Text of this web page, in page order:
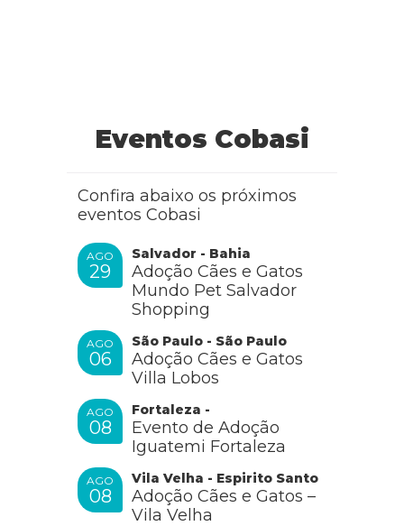
Eventos Cobasi
Confira abaixo os próximos
eventos Cobasi
AGO
29
Salvador - Bahia
Adoção Cães e Gatos
Mundo Pet Salvador
Shopping
AGO
06
São Paulo - São Paulo
Adoção Cães e Gatos
Villa Lobos
AGO
08
Fortaleza -
Evento de Adoção
Iguatemi Fortaleza
AGO
08
Vila Velha - Espirito Santo
Adoção Cães e Gatos –
Vila Velha